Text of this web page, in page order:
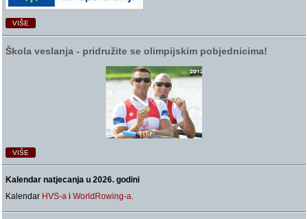
VIŠE
Škola veslanja ‑ pridružite se olimpijskim pobjednicima!
VIŠE
Kalendar natjecanja u 2026. godini
Kalendar HVS-a iWorldRowing-a.